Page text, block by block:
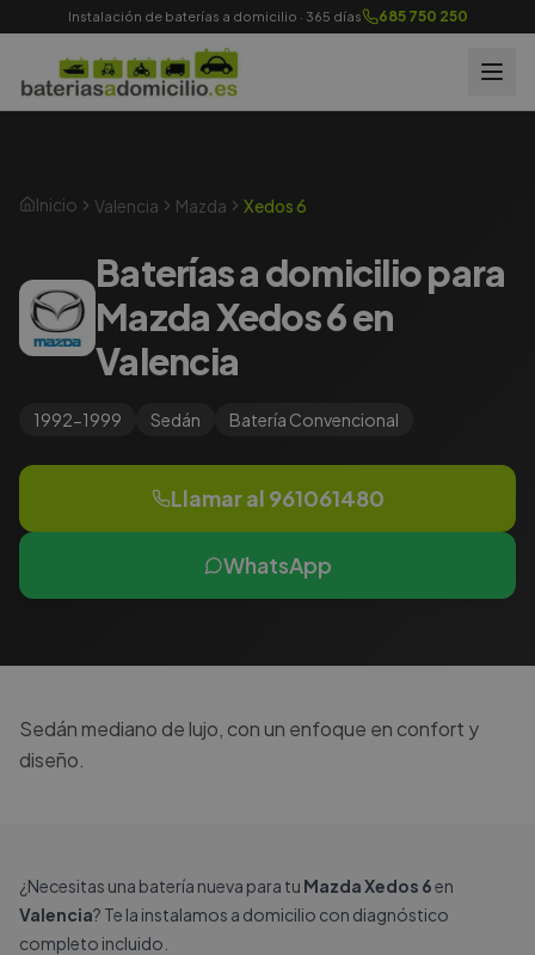
Instalación de baterías a domicilio · 365 días 685 750 250
Inicio Valencia Mazda Xedos 6
Baterías a domicilio para
Mazda Xedos 6 en
Valencia
1992-1999 Sedán Batería Convencional
Llamar al 961061480
WhatsApp
Sedán mediano de lujo, con un enfoque en confort y
diseño.
¿Necesitas una batería nueva para tu Mazda Xedos 6en
Valencia? Te la instalamos a domicilio con diagnóstico
completo incluido.